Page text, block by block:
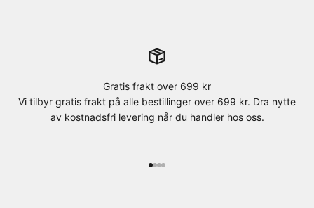
Gratis frakt over 699 kr
Vi tilbyr gratis frakt på alle bestillinger over 699 kr. Dra nytte
av kostnadsfri levering når du handler hos oss.